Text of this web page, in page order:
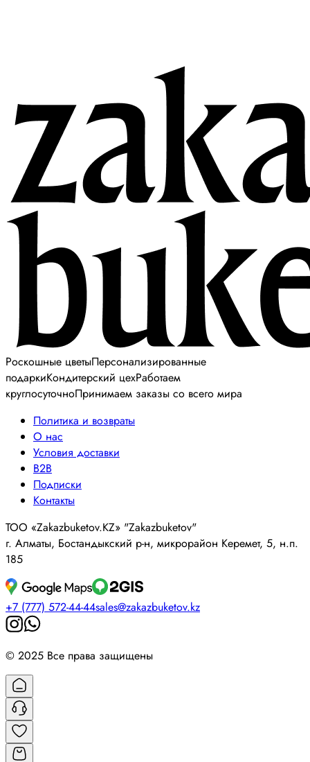
Роскошные цветыПерсонализированные
подаркиКондитерский цехРаботаем
круглосуточноПринимаем заказы со всего мира
Политика и возвраты
О нас
Условия доставки
B2B
Подписки
Контакты
ТОО «Zakazbuketov.KZ» "Zakazbuketov"
г. Алматы, Бостандыкский р-н, микрорайон Керемет, 5, н.п.
185
+7 (777) 572-44-44sales@zakazbuketov.kz
© 2025 Все права защищены